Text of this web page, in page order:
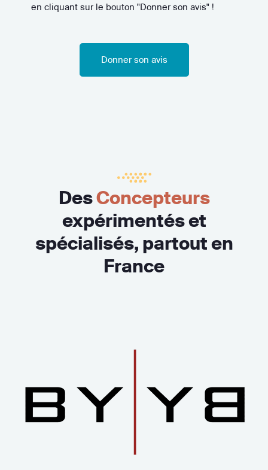
en cliquant sur le bouton "Donner son avis" !
Donner son avis
DesConcepteurs
expérimentés et
spécialisés, partout en
France